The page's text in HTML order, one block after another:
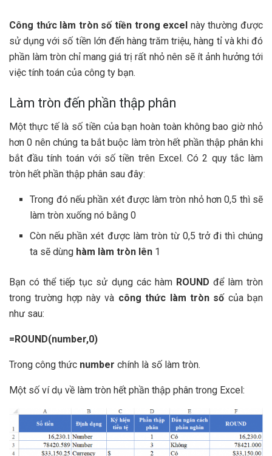
Công thức làm tròn số tiền trong excel này thường được
sử dụng với số tiền lớn đến hàng trăm triệu, hàng tỉ và khi đó
phần làm tròn chỉ mang giá trị rất nhỏ nên sẽ ít ảnh hưởng tới
việc tính toán của công ty bạn.
Làm tròn đến phần thập phân
Một thực tế là số tiền của bạn hoàn toàn không bao giờ nhỏ
hơn 0 nên chúng ta bắt buộc làm tròn hết phần thập phân khi
bắt đầu tính toán với số tiền trên Excel. Có 2 quy tắc làm
tròn hết phần thập phân sau đây:
Trong đó nếu phần xét được làm tròn nhỏ hơn 0,5 thì sẽ
làm tròn xuống nó bằng 0
Còn nếu phần xét được làm tròn từ 0,5 trở đi thì chúng
ta sẽ dùng hàm làm tròn lên 1
Bạn có thể tiếp tục sử dụng các hàm ROUND để làm tròn
trong trường hợp này và công thức làm tròn sốcủa bạn
như sau:
=ROUND(number,0)
Trong công thức number chính là số làm tròn.
Một số ví dụ về làm tròn hết phần thập phân trong Excel: